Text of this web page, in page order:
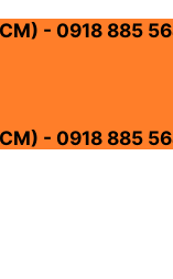
- 0918 885
- 0918 885